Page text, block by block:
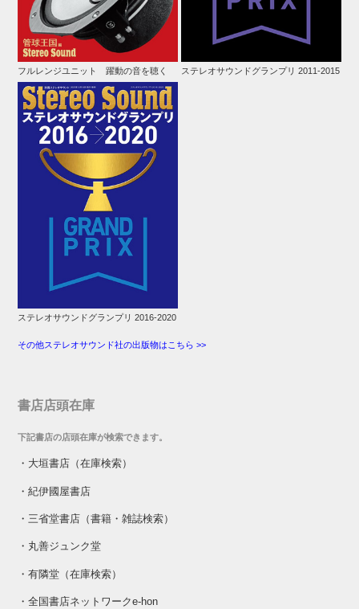
フルレンジユニット 躍動の音を聴く ステレオサウンドグランプリ 2011-2015
ステレオサウンドグランプリ 2016-2020
その他ステレオサウンド社の出版物はこちら >>
書店店頭在庫
下記書店の店頭在庫が検索できます。
・ 大垣書店（在庫検索）
・紀伊國屋書店
・ 三省堂書店（書籍・雑誌検索）
・ 丸善ジュンク堂
・有隣堂（在庫検索）
・全国書店ネットワークe-hon